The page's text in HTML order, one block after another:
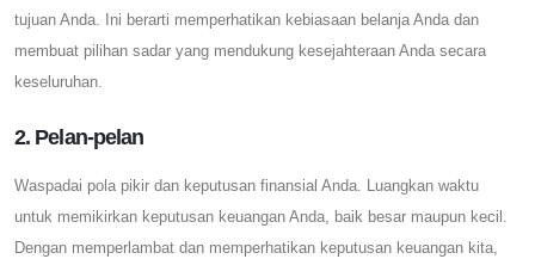
tujuan Anda. Ini berarti memperhatikan kebiasaan belanja Anda dan
membuat pilihan sadar yang mendukung kesejahteraan Anda secara
keseluruhan.
2. Pelan-pelan
Waspadai pola pikir dan keputusan finansial Anda. Luangkan waktu
untuk memikirkan keputusan keuangan Anda, baik besar maupun kecil.
Dengan memperlambat dan memperhatikan keputusan keuangan kita,